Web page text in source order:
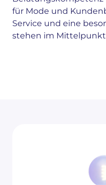
für Mode und
Service und eine
stehen im